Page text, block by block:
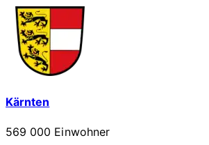
Kärnten
569 000 Einwohner